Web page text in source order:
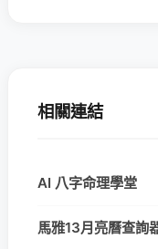
相關連結
AI 八字命理學堂
馬雅13月亮曆查詢